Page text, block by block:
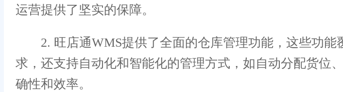
运营提供了坚实的保障。
2. 旺店通WMS提供了全面的仓库管理功能，这些功能
求，还支持自动化和智能化的管理方式，如自动分配货位
确性和效率。